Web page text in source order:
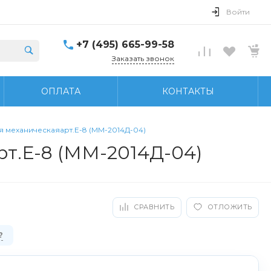
Войти
+7 (495) 665-99-58
Заказать звонок
ОПЛАТА КОНТАКТЫ
механическаяарт.Е-8 (ММ-2014Д-04)
8 (ММ-2014Д-04)
СРАВНИТЬ ОТЛОЖИТЬ